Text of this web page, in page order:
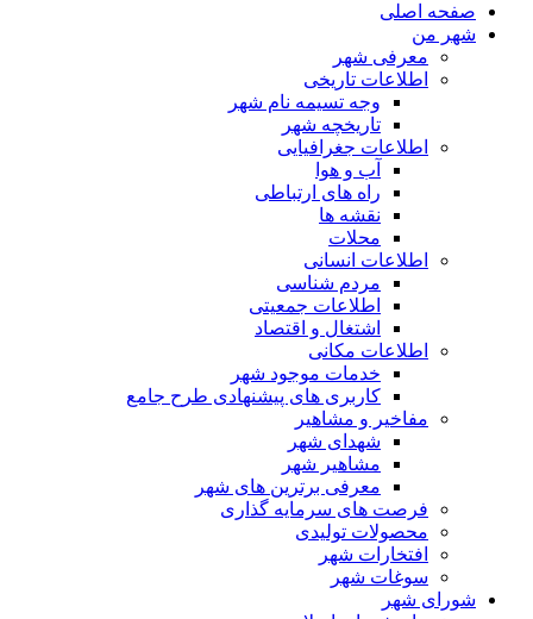
صفحه اصلی
شهر من
معرفی شهر
اطلاعات تاریخی
وجه تسیمه نام شهر
تاریخچه شهر
اطلاعات جغرافیایی
آب و هوا
راه های ارتباطی
نقشه ها
محلات
اطلاعات انسانی
مردم شناسی
اطلاعات جمعیتی
اشتغال و اقتصاد
اطلاعات مکانی
خدمات موجود شهر
کاربری های پیشنهادی طرح جامع
مفاخیر و مشاهیر
شهدای شهر
مشاهیر شهر
معرفی برترین های شهر
فرصت های سرمایه گذاری
محصولات تولیدی
افتخارات شهر
سوغات شهر
شورای شهر